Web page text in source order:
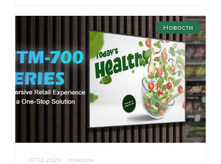
Новости
07.10.2025 Новости